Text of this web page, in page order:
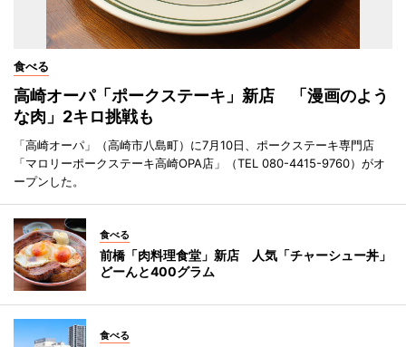
食べる
高崎オーパ「ポークステーキ」新店 「漫画のよう
な肉」2キロ挑戦も
「高崎オーパ」（高崎市八島町）に7月10日、ポークステーキ専門店
「マロリーポークステーキ高崎OPA店」（TEL 080-4415-9760）がオ
ープンした。
食べる
前橋「肉料理食堂」新店 人気「チャーシュー丼」
どーんと400グラム
食べる